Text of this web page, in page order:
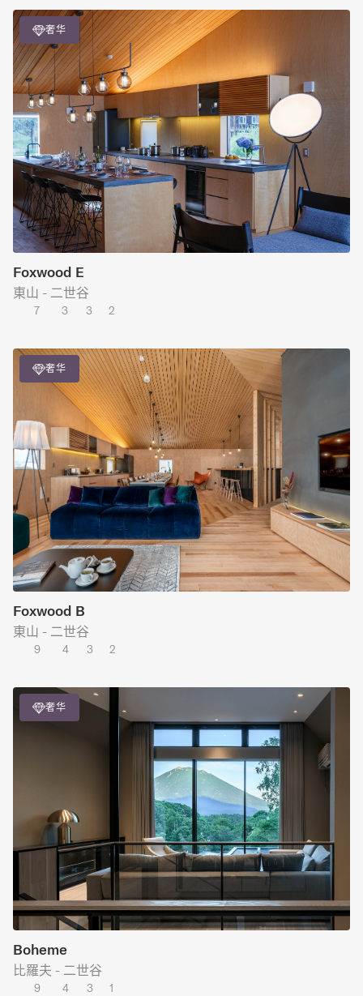
奢华
Foxwood E
東山 - 二世谷
7 3 3 2
奢华
Foxwood B
東山 - 二世谷
9 4 3 2
奢华
Boheme
比羅夫 - 二世谷
9 4 3 1